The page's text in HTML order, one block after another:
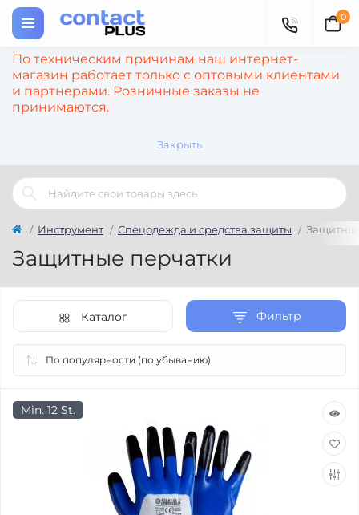
По техническим причинам наш интернет-
магазин работает только с оптовыми клиентами
и партнерами. Розничные заказы не
принимаются.
Закрыть
0
Инструмент Спецодежда и средства защиты
Защитные перчатки
Фильтр
Каталог
Min. 12 St.